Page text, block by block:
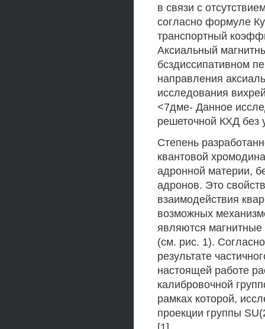
в связи с
согласно формуле
транспортный
Аксиальный
бсздиссипативном
направления
исследования
<7дме- Данное
решеточной КХД без
Степень
квантовой
адронной материи,
адронов. Это
взаимодействия
возможных
являются
(см. рис. 1).
результате
настоящей работе
калибровочной
рамках которой,
проекции группы